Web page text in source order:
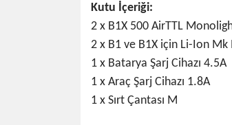
Kutu İçeriği:
2 x B1X 500 AirTTL
2 x B1 ve B1X için Li-Ion Mk
1 x Batarya Şarj Cihazı 4.5A
1 x Araç Şarj Cihazı 1.8A
1 x Sırt Çantası M